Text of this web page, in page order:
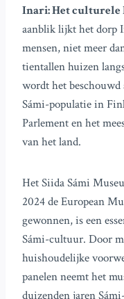
Inari: Het culturele
aanblik lijkt het dorp
mensen, niet meer
tientallen huizen
wordt het beschouwd
Sámi-populatie in
Parlement en het
van het land.
Het Siida Sámi
2024 de European
gewonnen, is een
Sámi-cultuur. Door
huishoudelijke
panelen neemt het
duizenden jaren